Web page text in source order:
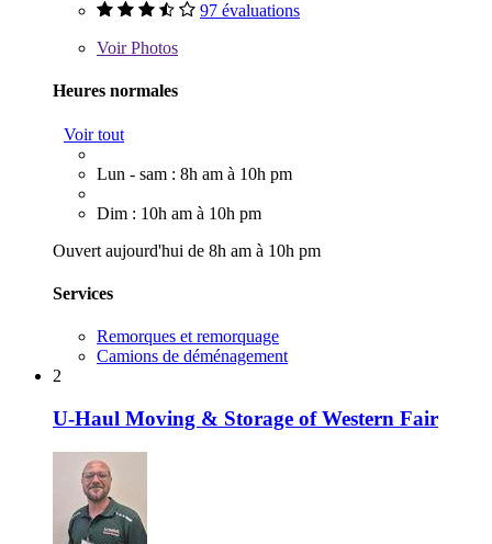
97 évaluations
VoirPhotos
Heures normales
Voir tout
Lun - sam : 8h am à 10h pm
Dim : 10h am à 10h pm
Ouvert aujourd'hui de 8h am à 10h pm
Services
Remorques et remorquage
Camions de déménagement
2
U-Haul Moving & Storage of Western Fair